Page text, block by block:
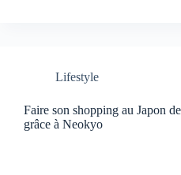
Lifestyle
Faire son shopping au Japon
grâce à Neokyo